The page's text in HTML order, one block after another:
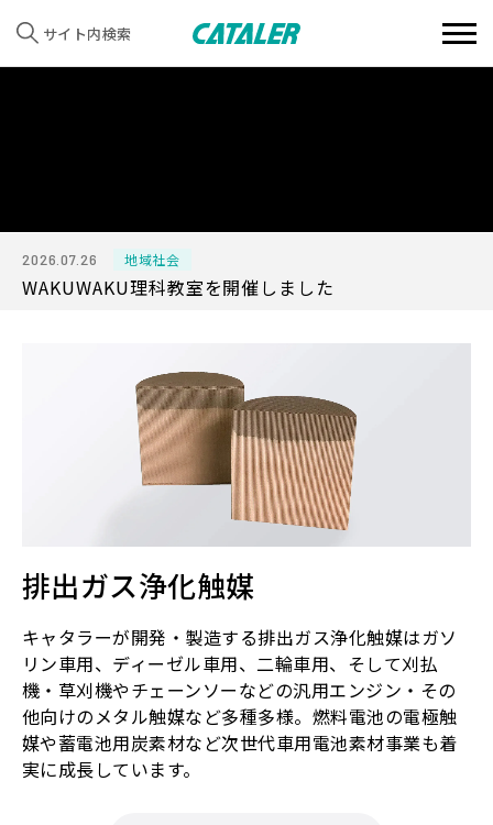
サイト内検索
2026.07.26 地域社会
WAKUWAKU理科教室を開催しました
排出ガス浄化触媒
キャタラーが開発・製造する排出ガス浄化触媒はガソ
リン車用、ディーゼル車用、二輪車用、そして刈払
機・草刈機やチェーンソーなどの汎用エンジン・その
他向けのメタル触媒など多種多様。燃料電池の電極触
媒や蓄電池用炭素材など次世代車用電池素材事業も着
実に成長しています。